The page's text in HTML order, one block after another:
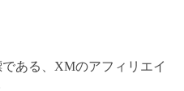
ある、XMのアフィリエイ